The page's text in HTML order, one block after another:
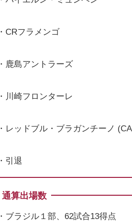
・CRフラメンゴ
・鹿島アントラーズ
・川崎フロンターレ
・レッドブル・ブラガンチーノ
・引退
通算出場数
・ブラジル１部、62試合13得点